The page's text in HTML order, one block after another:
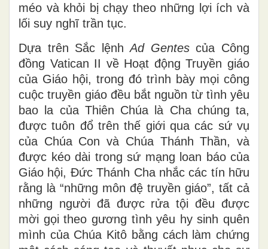
méo và khỏi bị chạy theo những lợi ích và
lối suy nghĩ trần tục.
Dựa trên Sắc lệnhAd Gentescủa Công
đồng Vatican II về Hoạt động Truyền giáo
của Giáo hội, trong đó trình bày mọi công
cuộc truyền giáo đều bắt nguồn từ tình yêu
bao la của Thiên Chúa là Cha chúng ta,
được tuôn đổ trên thế giới qua các sứ vụ
của Chúa Con và Chúa Thánh Thần, và
được kéo dài trong sứ mạng loan báo của
Giáo hội, Đức Thánh Cha nhắc các tín hữu
rằng là “những môn đệ truyền giáo”, tất cả
những người đã được rửa tội đều được
mời gọi theo gương tình yêu hy sinh quên
mình của Chúa Kitô bằng cách làm chứng